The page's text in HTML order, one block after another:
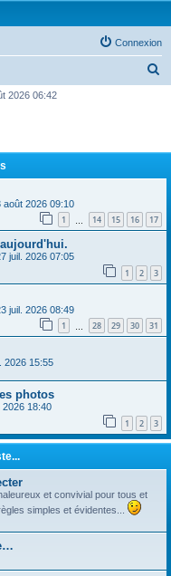
Connexion
e
r
r
2026 06:42
août 2026 09:10
1 14 15 16 17
juil. 2026 07:05
1 2 3
juil. 2026 08:49
1 28 29 30 31
2026 15:55
photos
2026 18:40
1 2 3
et convivial pour tous et
simples et évidentes...